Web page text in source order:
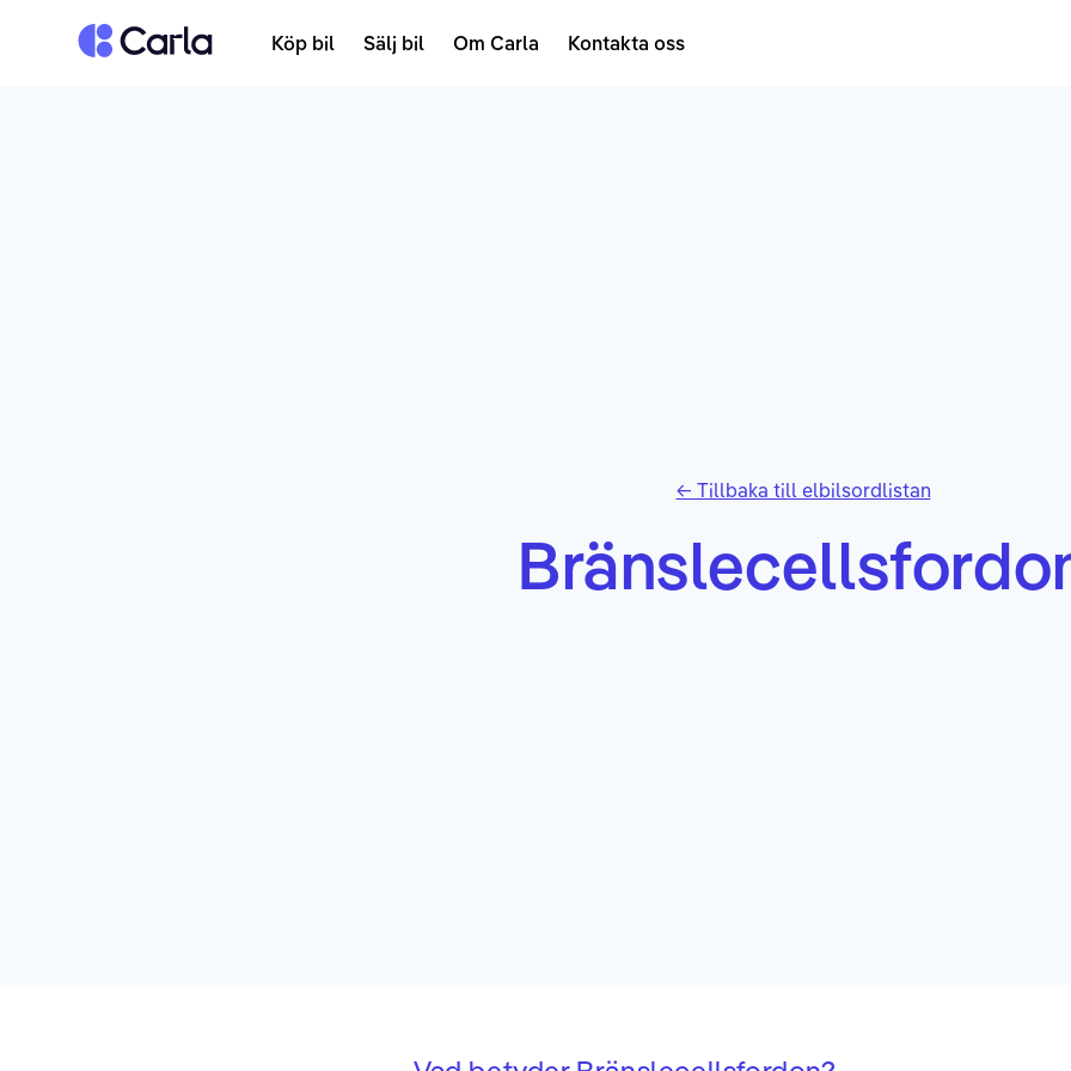
Tillbaka till startsidan Köp bil Sälj bil Om Carla Kontakta oss
← Tillbaka till elbilsordlistan